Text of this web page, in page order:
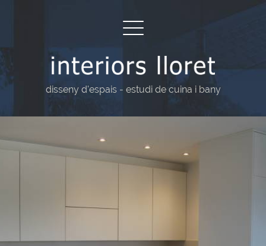
Interiors
disseny d'espais - estudi de cuina i bany